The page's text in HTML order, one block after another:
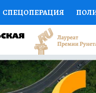
СПЕЦОПЕРАЦИЯ
НАУКА СПОРТ
ДОКТОР
ПРОГНОЗЫ НА СПОРТ